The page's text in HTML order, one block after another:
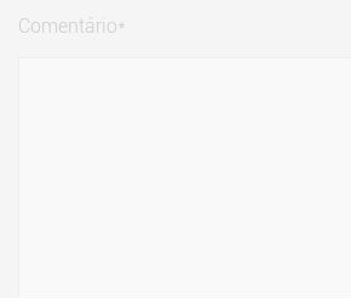
Comentário*